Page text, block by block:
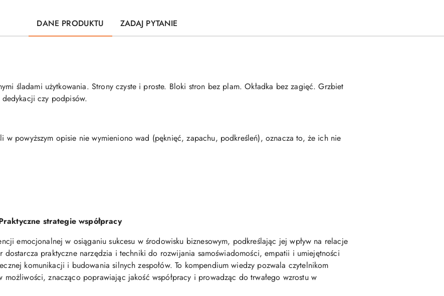
DANE PRODUKTU ZADAJ PYTANIE
śladami użytkowania. Strony czyste i proste. Bloki stron bez plam. Okładka bez zagięć. Grzbiet
czy podpisów.
w powyższym opisie nie wymieniono wad (pęknięć, zapachu, podkreśleń), oznacza to, że ich nie
strategie współpracy
emocjonalnej w osiąganiu sukcesu w środowisku biznesowym, podkreślając jej wpływ na relacje
praktyczne narzędzia i techniki do rozwijania samoświadomości, empatii i umiejętności
komunikacji i budowania silnych zespołów. To kompendium wiedzy pozwala czytelnikom
możliwości, znacząco poprawiając jakość współpracy i prowadząc do trwałego wzrostu w